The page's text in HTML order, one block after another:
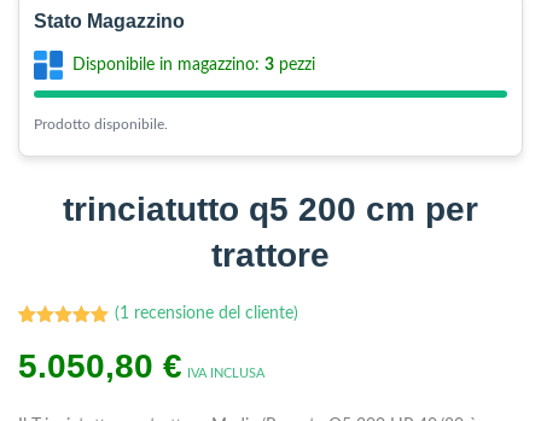
Stato Magazzino
Disponibile in magazzino: 3 pezzi
Prodotto disponibile.
trinciatutto q5 200 cm per
trattore
5.00su 5
su base
(1 recensione del cliente)
5.050,80 € IVA INCLUSA